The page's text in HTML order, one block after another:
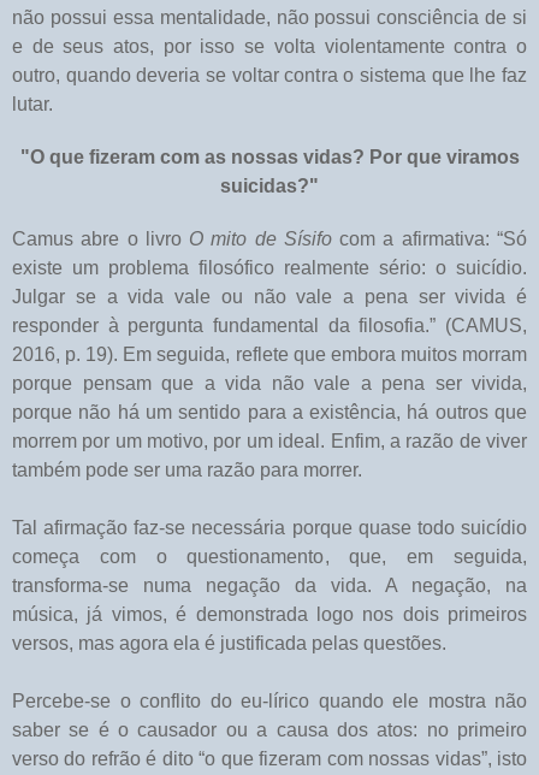
não possui essa mentalidade, não possui consciência de si
e de seus atos, por isso se volta violentamente contra o
outro, quando deveria se voltar contra o sistema que lhe faz
lutar.
"O que fizeram com as nossas vidas? Por que viramos
suicidas?"
Camus abre o livro O mito de Sísifocom a afirmativa: “Só
existe um problema filosófico realmente sério: o suicídio.
Julgar se a vida vale ou não vale a pena ser vivida é
responder à pergunta fundamental da filosofia.” (CAMUS,
2016, p. 19). Em seguida, reflete que embora muitos morram
porque pensam que a vida não vale a pena ser vivida,
porque não há um sentido para a existência, há outros que
morrem por um motivo, por um ideal. Enfim, a razão de viver
também pode ser uma razão para morrer.
Tal afirmação faz-se necessária porque quase todo suicídio
começa com o questionamento, que, em seguida,
transforma-se numa negação da vida. A negação, na
música, já vimos, é demonstrada logo nos dois primeiros
versos, mas agora ela é justificada pelas questões.
Percebe-se o conflito do eu-lírico quando ele mostra não
saber se é o causador ou a causa dos atos: no primeiro
verso do refrão é dito “o que fizeram com nossas vidas”, isto